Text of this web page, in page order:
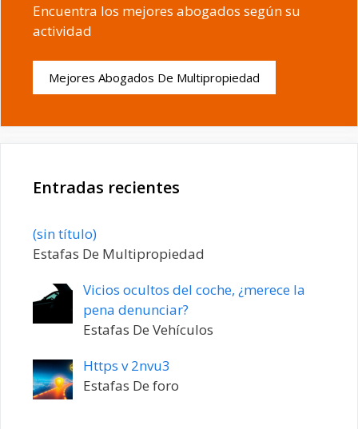
Encuentra los mejores abogados según su
actividad
Mejores Abogados De Multipropiedad
Entradas recientes
(sin título)Entrada
20198
Estafas De Multipropiedad
Vicios ocultos del coche, ¿merece la
pena denunciar?
Estafas De Vehículos
Https v 2nvu3
Estafas De foro